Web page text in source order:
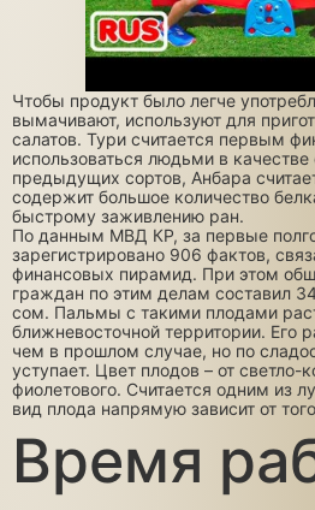
Чтобы продукт было легче
вымачивают, используют для
салатов. Тури считается первым
использоваться людьми в качестве
предыдущих сортов, Анбара
содержит большое количество
быстрому заживлению ран.
По данным МВД КР, за первые
зарегистрировано 906 фактов,
финансовых пирамид. При этом
граждан по этим делам составил
сом. Пальмы с такими плодами
ближневосточной территории. Его
чем в прошлом случае, но по
уступает. Цвет плодов – от светло-
фиолетового. Считается одним из
вид плода напрямую зависит от
Время